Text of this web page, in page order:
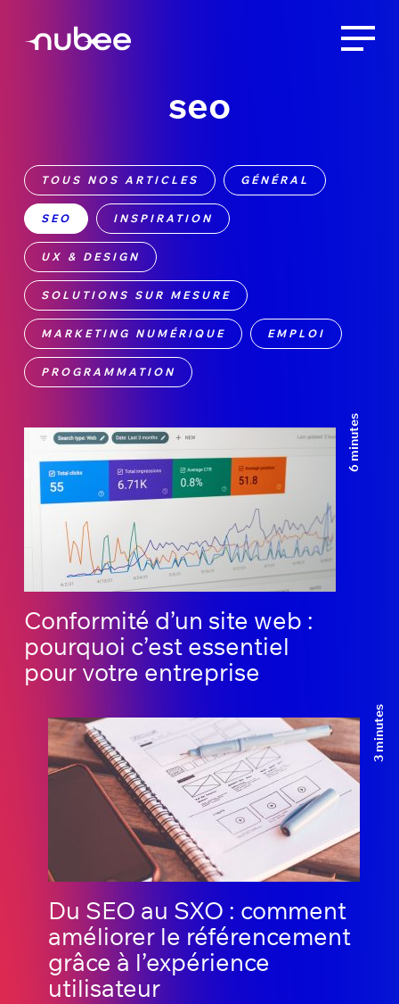
seo
TOUS NOS ARTICLES GÉNÉRAL
SEO INSPIRATION
UX & DESIGN
SOLUTIONS SUR MESURE
MARKETING NUMÉRIQUE EMPLOI
PROGRAMMATION
Conformité d’un site web :
pourquoi c’est essentiel
pour votre entreprise
6 minutes
Du SEO au SXO : comment
améliorer le référencement
grâce à l’expérience
utilisateur
3 minutes